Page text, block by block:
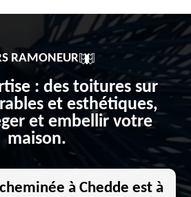
RAMONEUR
: des toitures sur
et esthétiques,
et embellir votre
maison.
à Chedde est à